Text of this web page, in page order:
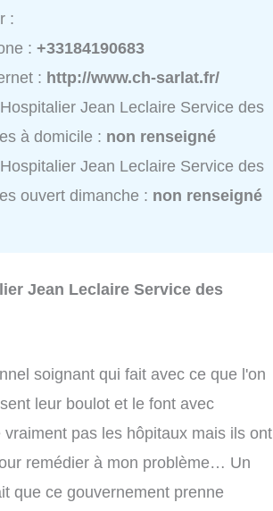
:
:+33184190683
: http://www.ch-sarlat.fr/
Jean Leclaire Service des
à domicile : non renseigné
Jean Leclaire Service des
ouvert dimanche : non renseigné
Jean Leclaire Service des
soignant qui fait avec ce que l'on
leur boulot et le font avec
pas les hôpitaux mais ils ont
remédier à mon problème… Un
que ce gouvernement prenne